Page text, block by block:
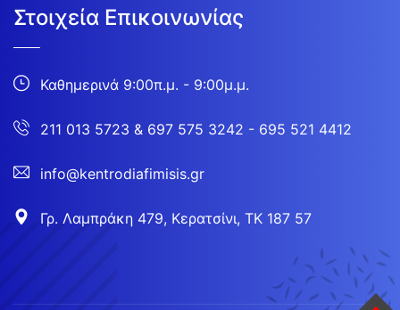
Στοιχεία Επικοινωνίας
Καθημερινά 9:00π.μ. - 9:00μ.μ.
211 013 5723 & 697 575 3242 - 695 521 4412
info@kentrodiafimisis.gr
Γρ. Λαμπράκη 479, Κερατσίνι, ΤΚ 187 57